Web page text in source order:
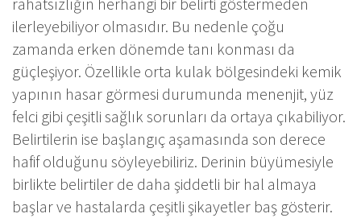
ilerleyebiliyor olmasıdır. Bu nedenle çoğu
zamanda erken dönemde tanı konması da
güçleşiyor. Özellikle orta kulak bölgesindeki kemik
yapının hasar görmesi durumunda menenjit, yüz
felci gibi çeşitli sağlık sorunları da ortaya çıkabiliyor.
Belirtilerin ise başlangıç aşamasında son derece
hafif olduğunu söyleyebiliriz. Derinin büyümesiyle
birlikte belirtiler de daha şiddetli bir hal almaya
başlar ve hastalarda çeşitli şikayetler baş gösterir.